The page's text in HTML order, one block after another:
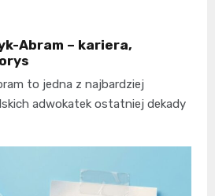
Abram – kariera,
to jedna z najbardziej
adwokatek ostatniej dekady